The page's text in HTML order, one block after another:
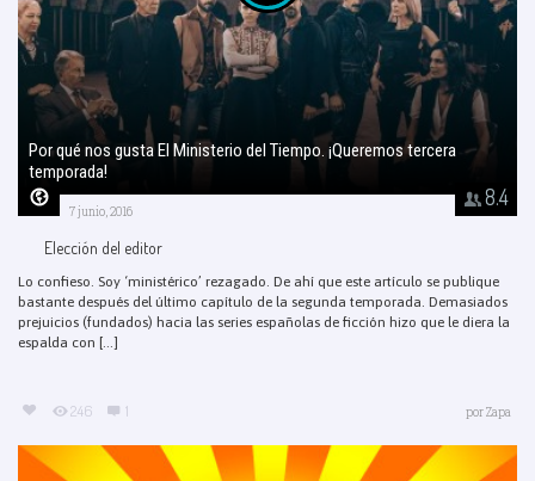
8.4
Por qué nos gusta El Ministerio del Tiempo. ¡Queremos tercera
temporada!
7 junio, 2016
Elección del editor
Lo confieso. Soy ‘ministérico’ rezagado. De ahí que este artículo se publique
bastante después del último capítulo de la segunda temporada. Demasiados
prejuicios (fundados) hacia las series españolas de ficción hizo que le diera la
espalda con [...]
246 1 porZapa